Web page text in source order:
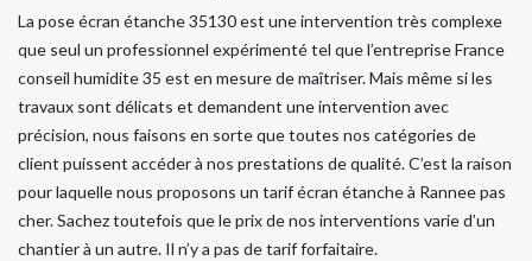
La pose écran étanche 35130 est une intervention très complexe
que seul un professionnel expérimenté tel que l’entreprise France
conseil humidite 35 est en mesure de maîtriser. Mais même si les
travaux sont délicats et demandent une intervention avec
précision, nous faisons en sorte que toutes nos catégories de
client puissent accéder à nos prestations de qualité. C’est la raison
pour laquelle nous proposons un tarif écran étanche à Rannee pas
cher. Sachez toutefois que le prix de nos interventions varie d’un
chantier à un autre. Il n’y a pas de tarif forfaitaire.